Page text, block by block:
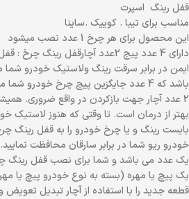
قفل رینگ اسپرت
مناسب برای تیبا . کوییک .ساینا
این محصول برای هر چرخ 1 عدد نصب میشود
دارای 4 عدد پیج 2عدد آچارقفل
باشد که 4 عدد جایگزین پیچ چرخ خودرو
2 عدد آچار جهت بازکردن در واقع ضروری.
بهتر از درمان است. تا وقتی که هنوز لاستیک
بایست رینگ و یا چرخ خودرو را به قفل رینگ
خودرو ریو شما در برابر سارقان محافظت
یک عدد می باشد و شما برای نصب قفل رینگ
یک پیچ یا مهره (بسته به نوع خودرو پیچ یا
قطعه جدید را با استفاده از آچار تبدیل